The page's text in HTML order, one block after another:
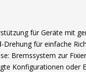
für Geräte mit
Drehung für einfache
Bremssystem zur
Konfigurationen oder